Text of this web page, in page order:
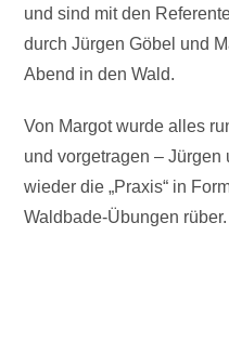
und sind mit den
durch Jürgen Göbel und
Abend in den Wald.
Von Margot wurde alles
und vorgetragen –
wieder die „Praxis“ in
Waldbade-Übungen rüber.